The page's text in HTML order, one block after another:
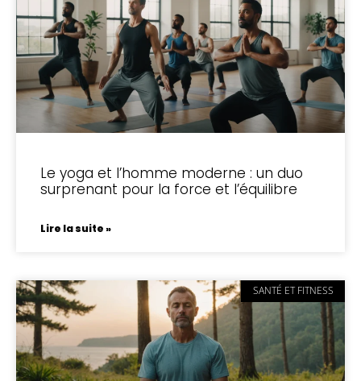
Le yoga et l’homme moderne : un duo
surprenant pour la force et l’équilibre
Lire la suite »
SANTÉ ET FITNESS